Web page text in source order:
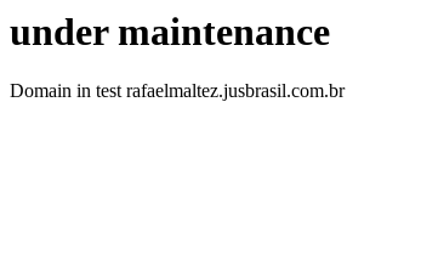
under maintenance
Domain in test rafaelmaltez.jusbrasil.com.br